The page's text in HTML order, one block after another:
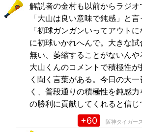
解説者の金村も以前からラジオ
「大山は良い意味で鈍感」と言
「初球ガンガンいってアウト
に初球いかれへんで。大きな
無い、萎縮することがないんや
大山くんのコメントで積極性
く聞く言葉がある。今日の大
く、普段通りの積極性を鈍感
の勝利に貢献してくれると信じ
+60 阪神タイガー